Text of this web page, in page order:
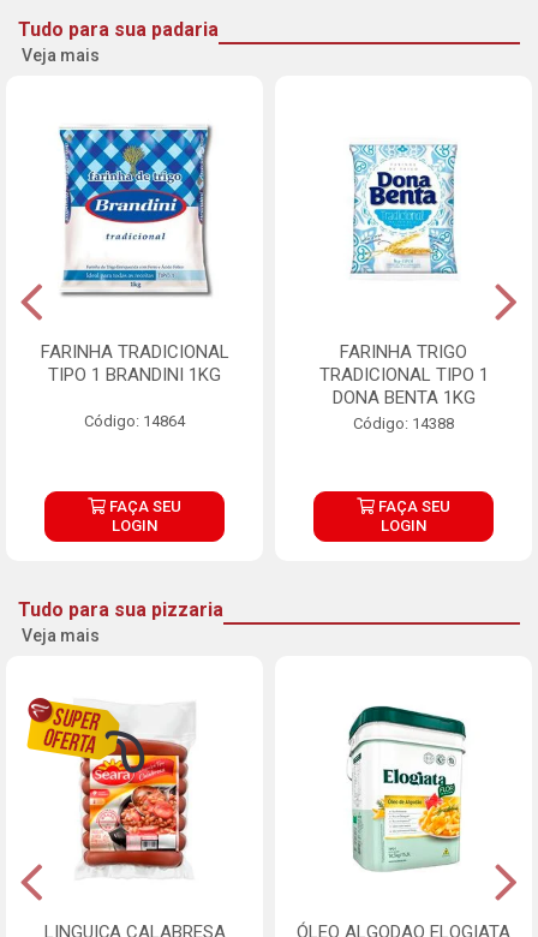
Tudo para sua padaria
Veja mais
FARINHA TRADICIONAL
TIPO 1 BRANDINI 1KG
Código: 14864
FAÇA SEU
LOGIN
FARINHA TRIGO
TRADICIONAL TIPO 1
DONA BENTA 1KG
Código: 14388
FAÇA SEU
LOGIN
Tudo para sua pizzaria
Veja mais
LINGUIÇA CALABRESA
ÓLEO ALGODAO ELOGIATA